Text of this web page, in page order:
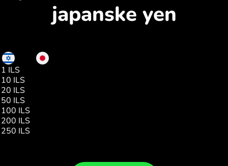
japanske yen
JPY
1 ILS
10 ILS
20 ILS
50 ILS
100 ILS
200 ILS
250 ILS